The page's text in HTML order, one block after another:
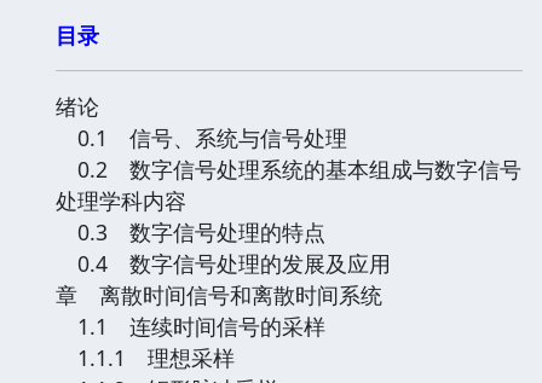
目录
绪论
0.1 信号、系统与信号处理
0.2 数字信号处理系统的基本组成与数字信号
处理学科内容
0.3 数字信号处理的特点
0.4 数字信号处理的发展及应用
章 离散时间信号和离散时间系统
1.1 连续时间信号的采样
1.1.1 理想采样